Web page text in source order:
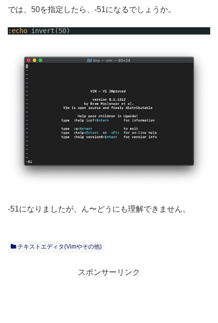
では、50を指定したら、-51になるでしょうか。
: echo invert(50)
-51になりましたが、ん〜どうにも理解できません。
テキストエディタ(Vimやその他)
スポンサーリンク